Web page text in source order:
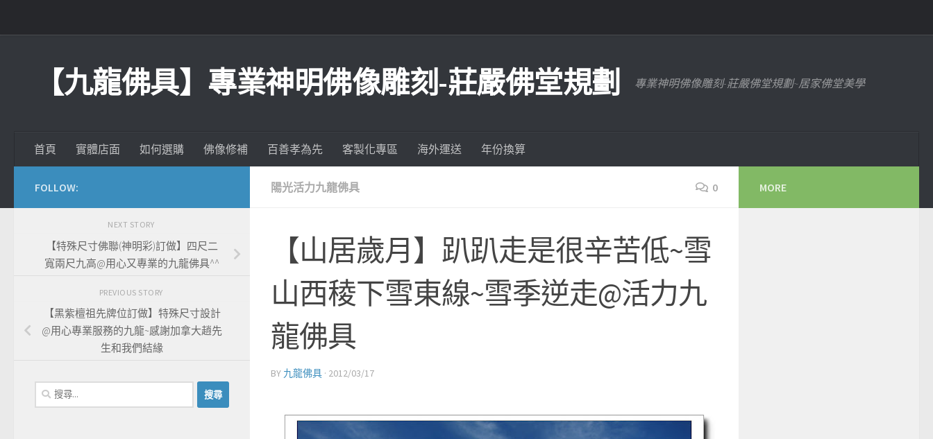
【九龍佛具】專業神明佛像雕刻-莊嚴佛堂規劃 專業神明佛像雕刻-莊嚴佛堂規劃~居家佛堂美學
首頁 實體店面 如何選購 佛像修補 百善孝為先 客製化專區 海外運送 年份換算
陽光活力九龍佛具 0
【山居歲月】趴趴走是很辛苦低~雪
山西稜下雪東線~雪季逆走@活力九
龍佛具
BY 九龍佛具 · 2012/03/17
FOLLOW:
NEXT STORY
【特殊尺寸佛聯(神明彩)訂做】四尺二
寬兩尺九高@用心又專業的九龍佛具^^
PREVIOUS STORY
【黑紫檀祖先牌位訂做】特殊尺寸設計
@用心專業服務的九龍~感謝加拿大趙先
生和我們結緣
搜
尋
MORE